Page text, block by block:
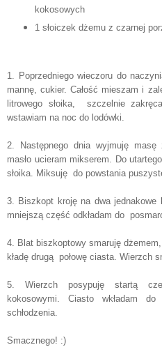
kokosowych
1 słoiczek dżemu z czarnej
1. Poprzedniego wieczoru do
mannę, cukier. Całość mieszam i
litrowego słoika, szczelnie
wstawiam na noc do lodówki.
2. Następnego dnia wyjmuję
masło ucieram mikserem. Do
słoika. Miksuję do powstania
3. Biszkopt kroję na dwa
mniejszą część odkładam do
4. Blat biszkoptowy smaruję
kładę drugą połowę ciasta. Wierzch
5. Wierzch posypuję startą
kokosowymi. Ciasto wkładam
schłodzenia.
Smacznego! :)